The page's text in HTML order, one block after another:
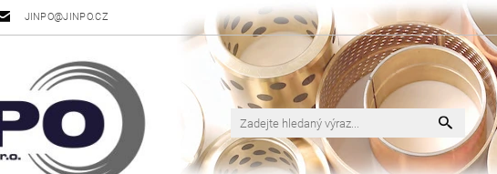
JINPO@JINPO.CZ